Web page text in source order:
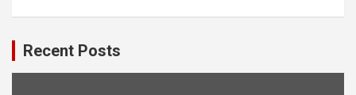
ゲ
ー
シ
Recent Posts